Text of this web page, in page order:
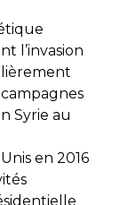
l’invasion
Syrie au
en 2016